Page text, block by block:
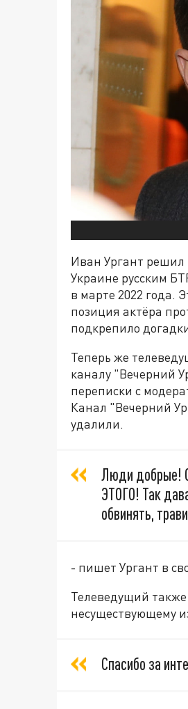
Иван Ургант решил
Украине русским
в марте 2022 года.
позиция актёра
подкрепило
Теперь же
каналу "Вечерний
переписки с
Канал "Вечерний
удалили.
Люди добрые!
ЭТОГО! Так
обвинять,
- пишет Ургант в
Телеведущий
несуществующему
Спасибо за